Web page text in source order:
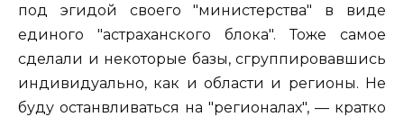
под эгидой своего "министерства" в виде
единого "астраханского блока". Тоже самое
сделали и некоторые базы, сгруппировавшись
индивидуально, как и области и регионы. Не
буду останвливаться на "регионалах", — кратко